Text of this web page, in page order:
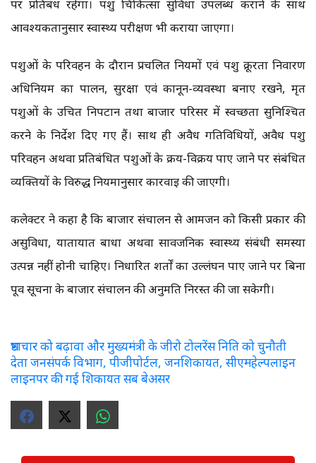
पर प्रतिबंध रहेगा। पशु चिकित्सा सुविधा उपलब्ध कराने के साथ
आवश्यकतानुसार स्वास्थ्य परीक्षण भी कराया जाएगा।
पशुओं के परिवहन के दौरान प्रचलित नियमों एवं पशु क्रूरता निवारण
अधिनियम का पालन, सुरक्षा एवं कानून-व्यवस्था बनाए रखने, मृत
पशुओं के उचित निपटान तथा बाजार परिसर में स्वच्छता सुनिश्चित
करने के निर्देश दिए गए हैं। साथ ही अवैध गतिविधियों, अवैध पशु
परिवहन अथवा प्रतिबंधित पशुओं के क्रय-विक्रय पाए जाने पर संबंधित
व्यक्तियों के विरुद्ध नियमानुसार कार्रवाई की जाएगी।
कलेक्टर ने कहा है कि बाजार संचालन से आमजन को किसी प्रकार की
असुविधा, यातायात बाधा अथवा सार्वजनिक स्वास्थ्य संबंधी समस्या
उत्पन्न नहीं होनी चाहिए। निर्धारित शर्तों का उल्लंघन पाए जाने पर बिना
पूर्व सूचना के बाजार संचालन की अनुमति निरस्त की जा सकेगी।
भ्रष्टाचार को बढ़ावा और मुख्यमंत्री के जीरो टोलरेंस निति को चुनौती
देता जनसंपर्क विभाग, पीजीपोर्टल, जनशिकायत, सीएमहेल्पलाइन
लाइनपर की गई शिकायत सब बेअसर